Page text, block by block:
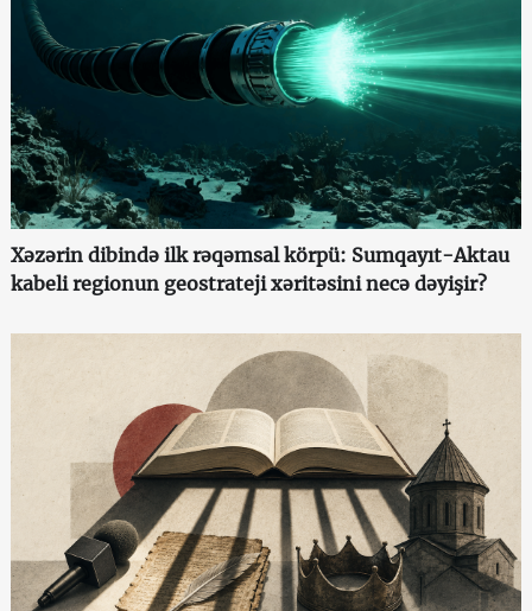
Xəzərin dibində ilk rəqəmsal körpü: Sumqayıt-Aktau
kabeli regionun geostrateji xəritəsini necə dəyişir?